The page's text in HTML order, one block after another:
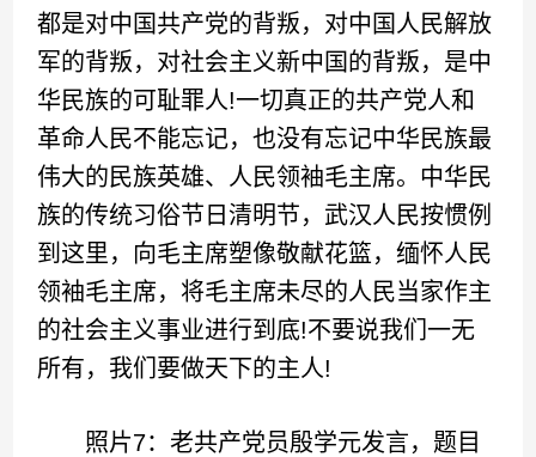
都是对中国共产党的背叛，对中国人民解放
军的背叛，对社会主义新中国的背叛，是中
华民族的可耻罪人!一切真正的共产党人和
革命人民不能忘记，也没有忘记中华民族最
伟大的民族英雄、人民领袖毛主席。中华民
族的传统习俗节日清明节，武汉人民按惯例
到这里，向毛主席塑像敬献花篮，缅怀人民
领袖毛主席，将毛主席未尽的人民当家作主
的社会主义事业进行到底!不要说我们一无
所有，我们要做天下的主人!
照片7：老共产党员殷学元发言，题目